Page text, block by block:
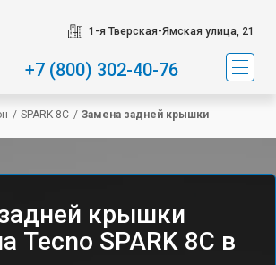
1-я Тверская-Ямская улица, 21
+7 (800) 302-40-76
/ SPARK 8C / Замена задней крышки
крышки
Tecno SPARK 8C в